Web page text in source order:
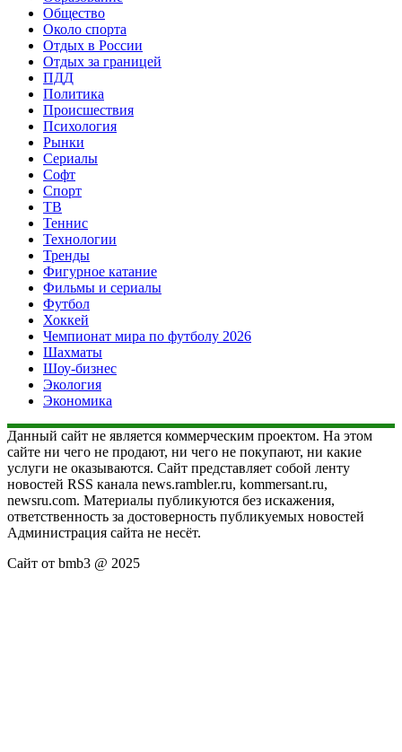
Общество
Около спорта
Отдых в России
Отдых за границей
ПДД
Политика
Происшествия
Психология
Рынки
Сериалы
Софт
Спорт
ТВ
Теннис
Технологии
Тренды
Фигурное катание
Фильмы и сериалы
Футбол
Хоккей
Чемпионат мира по футболу 2026
Шахматы
Шоу-бизнес
Экология
Экономика
Данный сайт не является коммерческим проектом. На этом
сайте ни чего не продают, ни чего не покупают, ни какие
услуги не оказываются. Сайт представляет собой ленту
новостей RSS канала news.rambler.ru, kommersant.ru,
newsru.com. Материалы публикуются без искажения,
ответственность за достоверность публикуемых новостей
Администрация сайта не несёт.
Сайт от bmb3 @ 2025